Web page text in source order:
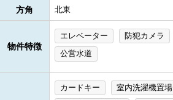
方角 北東
物件特徴
エレベーター 防犯カメラ
公営水道
カードキー 室内洗濯機置場